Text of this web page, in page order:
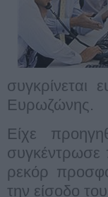
συγκρίνεται
Ευρωζώνης.
Είχε
συγκέντρωσε
ρεκόρ
την είσοδο